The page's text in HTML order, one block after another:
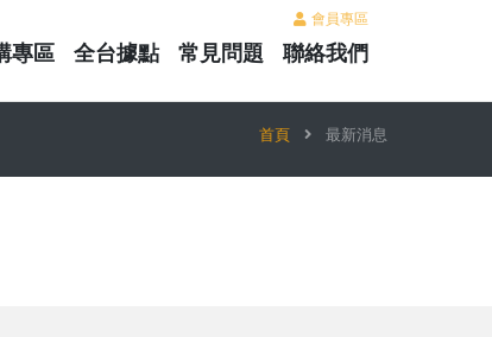
會員專區
專區 全台據點 常見問題 聯絡我們
首頁 最新消息